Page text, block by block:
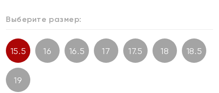
Выберите размер:
15.5 16 16.5 17 17.5 18 18.5
19